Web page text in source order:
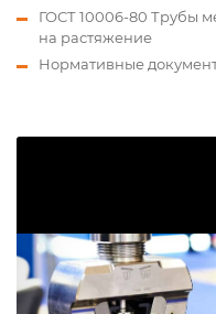
ГОСТ 10006-80 Трубы
на растяжение
Нормативные